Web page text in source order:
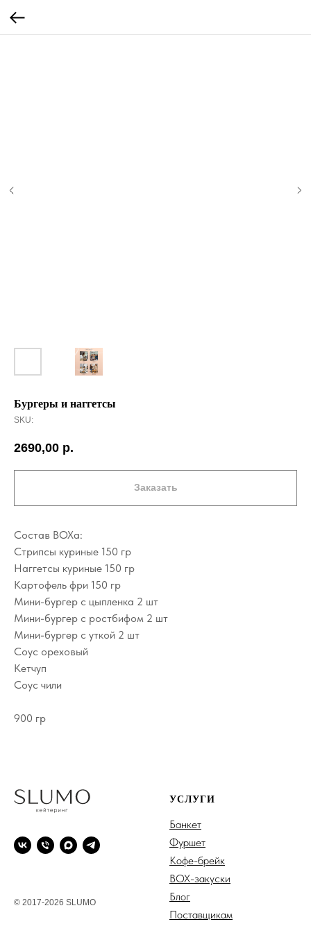
Бургеры и наггетсы
SKU:
2690,00 р.
Заказать
Состав BOXа:
Стрипсы куриные 150 гр
Наггетсы куриные 150 гр
Картофель фри 150 гр
Мини-бургер с цыпленка 2 шт
Мини-бургер с ростбифом 2 шт
Мини-бургер с уткой 2 шт
Соус ореховый
Кетчуп
Соус чили
900 гр
© 2017-2026 SLUMO
УСЛУГИ
Банкет
Фуршет
Кофе-брейк
BOX-закуски
Блог
Поставщикам